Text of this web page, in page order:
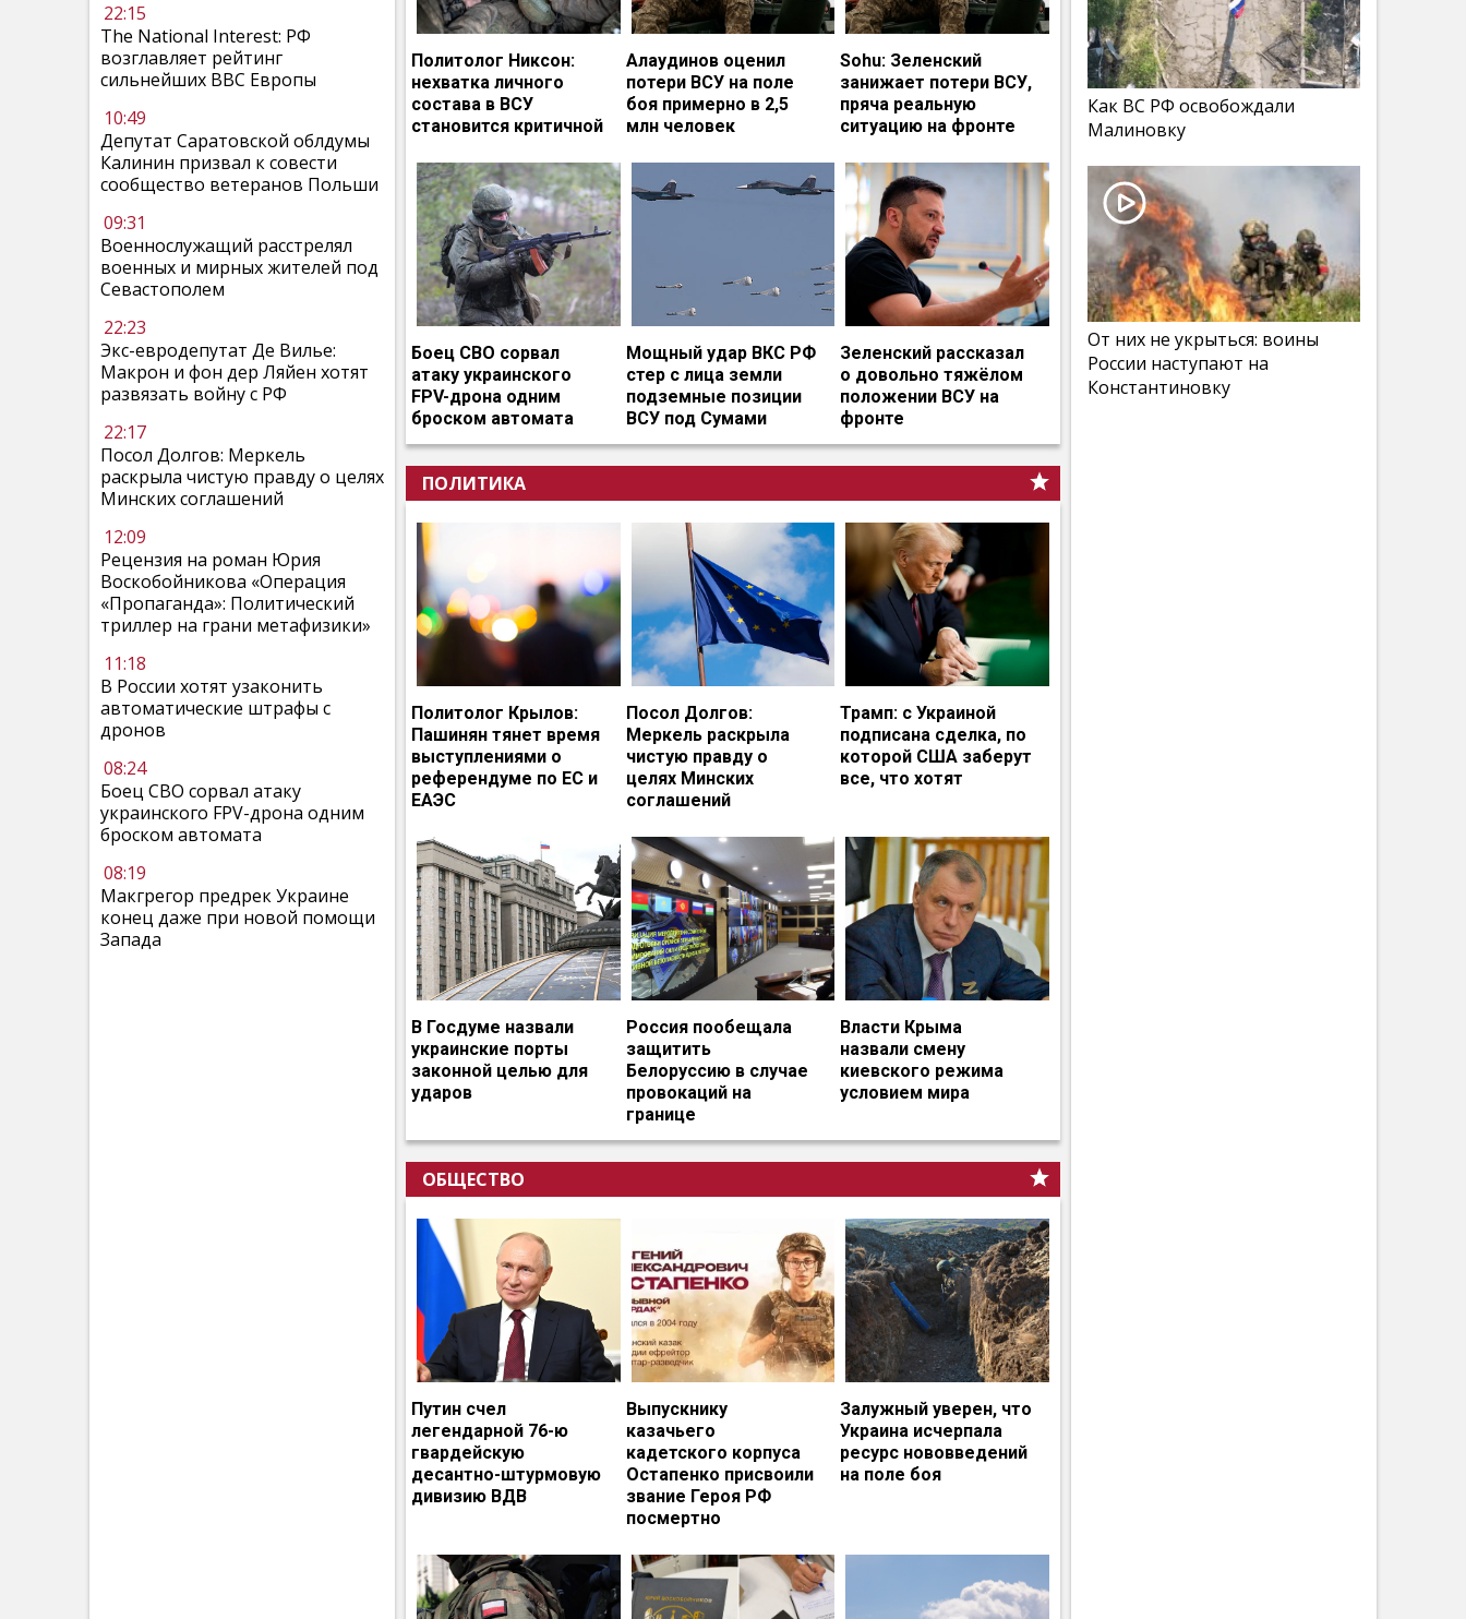
22:15
The National Interest: РФ
возглавляет рейтинг
сильнейших ВВС Европы
10:49
Депутат Саратовской облдумы
Калинин призвал к совести
сообщество ветеранов Польши
09:31
Военнослужащий расстрелял
военных и мирных жителей под
Севастополем
22:23
Экс-евродепутат Де Вилье:
Макрон и фон дер Ляйен хотят
развязать войну с РФ
22:17
Посол Долгов: Меркель
раскрыла чистую правду о целях
Минских соглашений
12:09
Рецензия на роман Юрия
Воскобойникова «Операция
«Пропаганда»: Политический
триллер на грани метафизики»
11:18
В России хотят узаконить
автоматические штрафы с
дронов
08:24
Боец СВО сорвал атаку
украинского FPV-дрона одним
броском автомата
08:19
Макгрегор предрек Украине
конец даже при новой помощи
Запада
Политолог Никсон:
нехватка личного
состава в ВСУ
становится критичной
Алаудинов оценил
потери ВСУ на поле
боя примерно в 2,5
млн человек
Sohu: Зеленский
занижает потери ВСУ,
пряча реальную
ситуацию на фронте
Боец СВО сорвал
атаку украинского
FPV-дрона одним
броском автомата
Мощный удар ВКС РФ
стер с лица земли
подземные позиции
ВСУ под Сумами
Зеленский рассказал
о довольно тяжёлом
положении ВСУ на
фронте
ПОЛИТИКА
Политолог Крылов:
Пашинян тянет время
выступлениями о
референдуме по ЕС и
ЕАЭС
Посол Долгов:
Меркель раскрыла
чистую правду о
целях Минских
соглашений
Трамп: с Украиной
подписана сделка, по
которой США заберут
все, что хотят
В Госдуме назвали
украинские порты
законной целью для
ударов
Россия пообещала
защитить
Белоруссию в случае
провокаций на
границе
Власти Крыма
назвали смену
киевского режима
условием мира
ОБЩЕСТВО
Путин счел
легендарной 76-ю
гвардейскую
десантно-штурмовую
дивизию ВДВ
Выпускнику
казачьего
кадетского корпуса
Остапенко присвоили
звание Героя РФ
посмертно
Залужный уверен, что
Украина исчерпала
ресурс нововведений
на поле боя
Как ВС РФ освобождали
Малиновку
От них не укрыться: воины
России наступают на
Константиновку